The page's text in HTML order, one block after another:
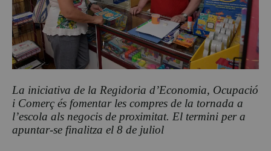
La iniciativa de la Regidoria d’Economia, Ocupació
i Comerç és fomentar les compres de la tornada a
l’escola als negocis de proximitat. El termini per a
apuntar-se finalitza el 8 de juliol